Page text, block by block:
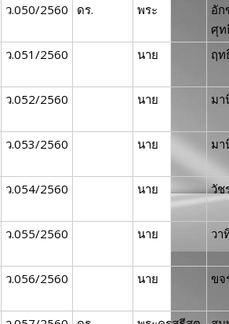
ว.050/2560 ดร. พระ
อัก
ศุท
ว.051/2560 นาย ฤท
ว.052/2560 นาย มา
ว.053/2560 นาย มา
ว.054/2560 นาย วัช
ว.055/2560 นาย วา
ว.056/2560 นาย ขจ